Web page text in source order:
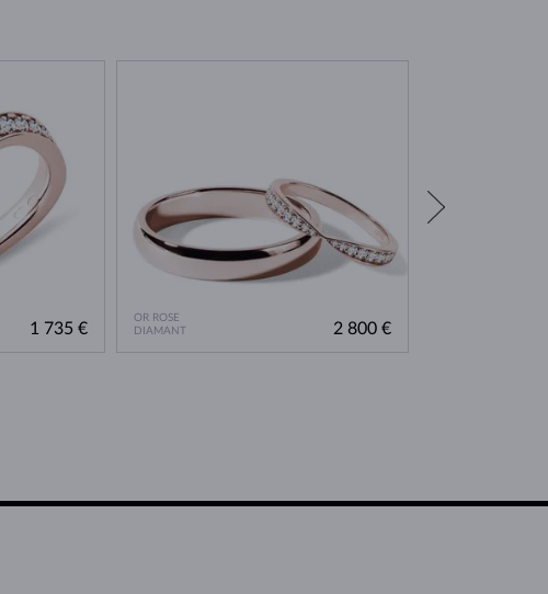
1 735 €
OR ROSE
DIAMANT
2 800 €